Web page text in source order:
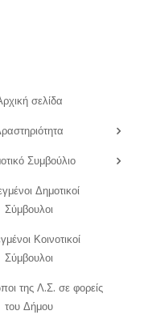
σελίδα
Συμβούλιο
Δημοτικοί
Σύμβουλοι
Κοινοτικοί
Σύμβουλοι
της Λ.Σ. σε φορείς
του Δήμου